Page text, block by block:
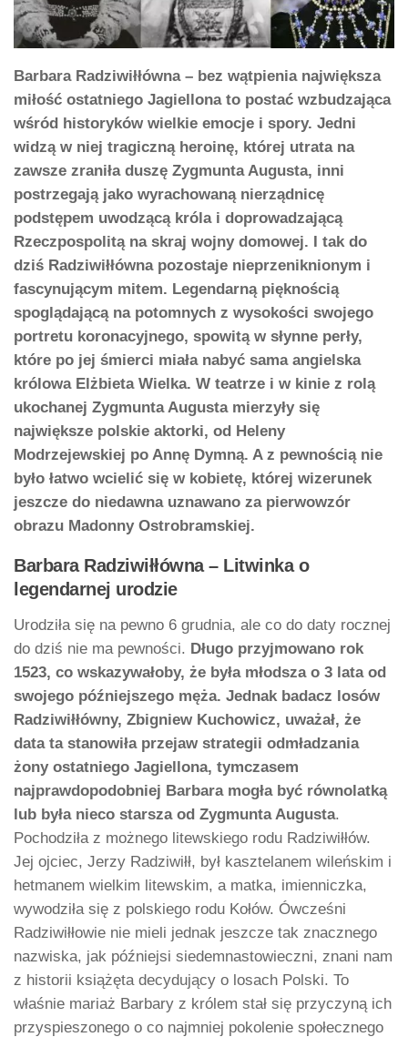
Barbara Radziwiłłówna – bez wątpienia największa
miłość ostatniego Jagiellona to postać wzbudzająca
wśród historyków wielkie emocje i spory. Jedni
widzą w niej tragiczną heroinę, której utrata na
zawsze zraniła duszę Zygmunta Augusta, inni
postrzegają jako wyrachowaną nierządnicę
podstępem uwodzącą króla i doprowadzającą
Rzeczpospolitą na skraj wojny domowej. I tak do
dziś Radziwiłłówna pozostaje nieprzeniknionym i
fascynującym mitem. Legendarną pięknością
spoglądającą na potomnych z wysokości swojego
portretu koronacyjnego, spowitą w słynne perły,
które po jej śmierci miała nabyć sama angielska
królowa Elżbieta Wielka. W teatrze i w kinie z rolą
ukochanej Zygmunta Augusta mierzyły się
największe polskie aktorki, od Heleny
Modrzejewskiej po Annę Dymną. A z pewnością nie
było łatwo wcielić się w kobietę, której wizerunek
jeszcze do niedawna uznawano za pierwowzór
obrazu Madonny Ostrobramskiej.
Barbara Radziwiłłówna – Litwinka o
legendarnej urodzie
Urodziła się na pewno 6 grudnia, ale co do daty rocznej
do dziś nie ma pewności. Długo przyjmowano rok
1523, co wskazywałoby, że była młodsza o 3 lata od
swojego późniejszego męża. Jednak badacz losów
Radziwiłłówny, Zbigniew Kuchowicz, uważał, że
data ta stanowiła przejaw strategii odmładzania
żony ostatniego Jagiellona, tymczasem
najprawdopodobniej Barbara mogła być równolatką
lub była nieco starsza od Zygmunta Augusta.
Pochodziła z możnego litewskiego rodu Radziwiłłów.
Jej ojciec, Jerzy Radziwiłł, był kasztelanem wileńskim i
hetmanem wielkim litewskim, a matka, imienniczka,
wywodziła się z polskiego rodu Kołów. Ówcześni
Radziwiłłowie nie mieli jednak jeszcze tak znacznego
nazwiska, jak późniejsi siedemnastowieczni, znani nam
z historii książęta decydujący o losach Polski. To
właśnie mariaż Barbary z królem stał się przyczyną ich
przyspieszonego o co najmniej pokolenie społecznego